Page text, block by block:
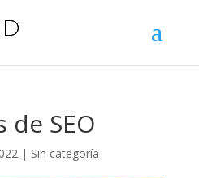
de SEO
| Sin categoría